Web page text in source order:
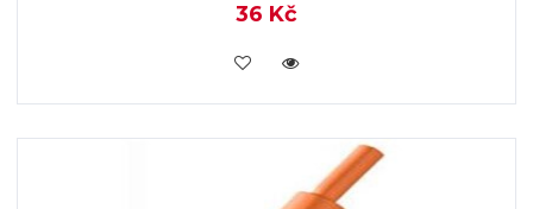
36 Kč
VLOŽIT DO KOŠÍKU